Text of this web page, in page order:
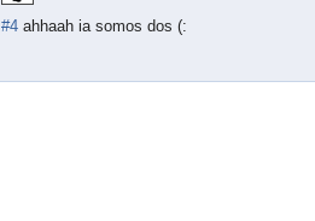
#4 ahhaah ia somos dos (: